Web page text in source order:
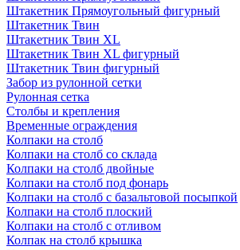
Штакетник Прямоугольный фигурный
Штакетник Твин
Штакетник Твин XL
Штакетник Твин XL фигурный
Штакетник Твин фигурный
Забор из рулонной сетки
Рулонная сетка
Столбы и крепления
Временные ограждения
Колпаки на столб
Колпаки на столб со склада
Колпаки на столб двoйные
Колпаки на столб под фонарь
Колпаки на столб с базальтовой посыпкой
Колпаки на столб плоский
Колпаки на столб с отливом
Колпак на столб крышка